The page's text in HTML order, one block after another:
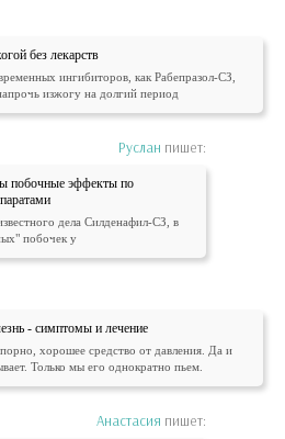
без лекарств
ингибиторов, как Рабепразол-СЗ,
изжогу на долгий период
Руслан пишет:
побочные эффекты по
дела Силденафил-СЗ, в
побочек у
- симптомы и лечение
хорошее средство от давления. Да и
Только мы его однократно пьем.
Анастасия пишет: